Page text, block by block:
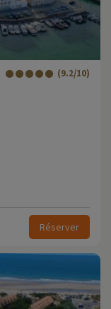
(9.2/10)
Réserver